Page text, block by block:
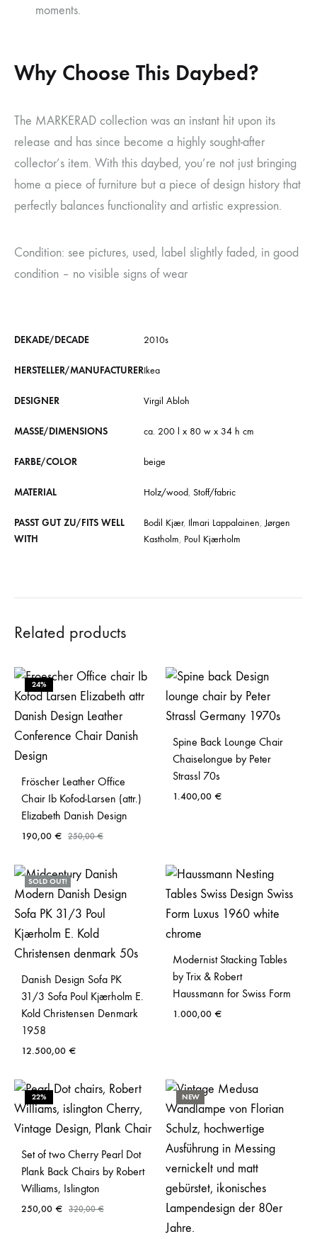
moments.
Why Choose This Daybed?
The MARKERAD collection was an instant hit upon its
release and has since become a highly sought-after
collector’s item. With this daybed, you’re not just bringing
home a piece of furniture but a piece of design history that
perfectly balances functionality and artistic expression.
Condition: see pictures, used, label slightly faded, in good
condition – no visible signs of wear
DEKADE/DECADE 2010s
HERSTELLER/MANUFACTURERIkea
DESIGNER Virgil Abloh
MASSE/DIMENSIONS ca. 200 l x 80 w x 34 h cm
FARBE/COLOR beige
MATERIAL Holz/wood, Stoff/fabric
PASST GUT ZU/FITS WELL
WITH
Bodil Kjær, Ilmari Lappalainen,Jørgen
Kastholm, Poul Kjærholm
Related products
24%
Fröscher Leather Office
Chair Ib Kofod-Larsen (attr.)
Elizabeth Danish Design
190,00 € 250,00€
Spine Back Lounge Chair
Chaiselongue by Peter
Strassl 70s
1.400,00 €
SOLD OUT!
Danish Design Sofa PK
31/3 Sofa Poul Kjærholm E.
Kold Christensen Denmark
1958
12.500,00 €
Modernist Stacking Tables
by Trix & Robert
Haussmann for Swiss Form
1.000,00 €
22%
Set of two Cherry Pearl Dot
Plank Back Chairs by Robert
Williams, Islington
250,00 € 320,00€
NEW